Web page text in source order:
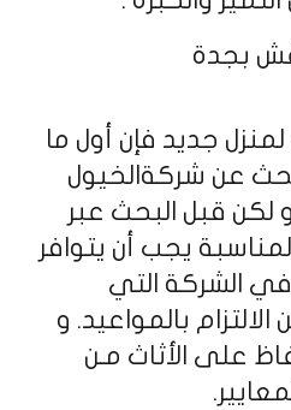
بجدة
جديد فإن أول ما
عن شركةالخيول
و لكن قبل البحث عبر
يجب أن يتوافر
الشركة التي
بالمواعيد. و
على الأثاث مـن